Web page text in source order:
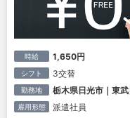
時給 1,650円
シフト 3交替
勤務地 栃木県日光市｜東
雇用形態 派遣社員